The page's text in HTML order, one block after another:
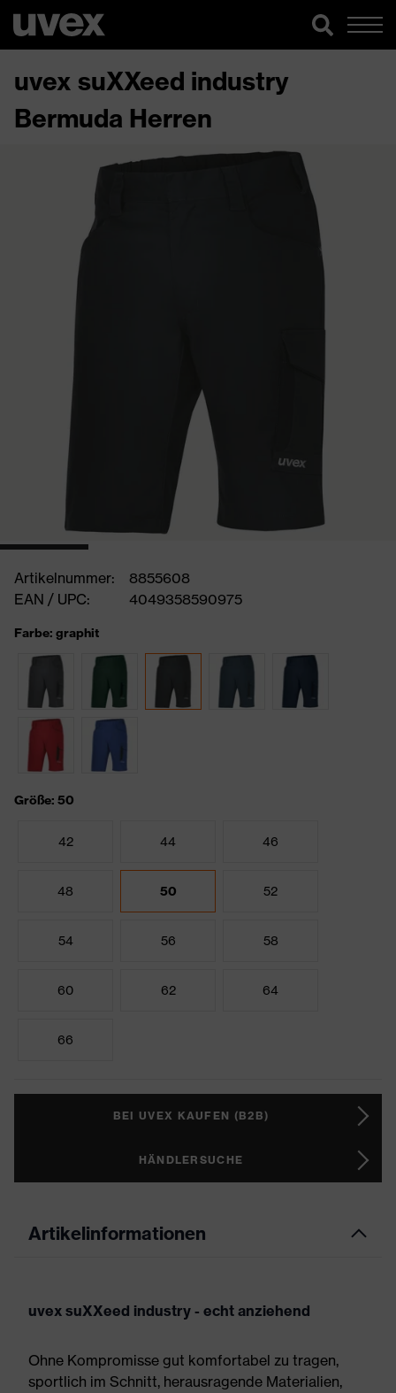
uvex suXXeed industry
Bermuda Herren
Artikelnummer:
8855608
EAN / UPC:
4049358590975
Farbe: graphit
Größe: 50
42 44 46
48 50 52
54 56 58
60 62 64
66
BEI UVEX KAUFEN (B2B)
HÄNDLERSUCHE
Artikelinformationen
uvex suXXeed industry - echt anziehend
Ohne Kompromisse gut komfortabel zu tragen,
sportlich im Schnitt, herausragende Materialien,